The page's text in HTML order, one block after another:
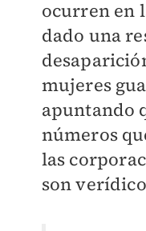
ocurren en
dado una
mujeres
apuntando
números
las
son